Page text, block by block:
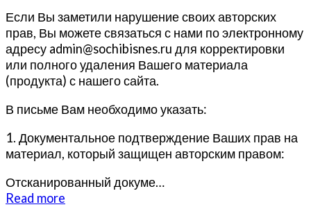
Если Вы заметили нарушение своих авторских
прав, Вы можете связаться с нами по электронному
адресу admin@sochibisnes.ru для корректировки
или полного удаления Вашего материала
(продукта) с нашего сайта.
В письме Вам необходимо указать:
1. Документальное подтверждение Ваших прав на
материал, который защищен авторским правом:
Отсканированный докуме…
Read more